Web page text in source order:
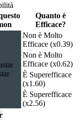
Quanto è
Efficace?
Non è Molto
Efficace (x0.39)
Non è Molto
Efficace (x0.62)
È Superefficace
(x1.60)
È Superefficace
(x2.56)